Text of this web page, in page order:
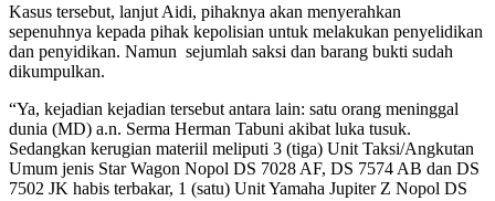
Kasus tersebut, lanjut Aidi, pihaknya akan menyerahkan
sepenuhnya kepada pihak kepolisian untuk melakukan penyelidikan
dan penyidikan. Namun sejumlah saksi dan barang bukti sudah
dikumpulkan.
“Ya, kejadian kejadian tersebut antara lain: satu orang meninggal
dunia (MD) a.n. Serma Herman Tabuni akibat luka tusuk.
Sedangkan kerugian materiil meliputi 3 (tiga) Unit Taksi/Angkutan
Umum jenis Star Wagon Nopol DS 7028 AF, DS 7574 AB dan DS
7502 JK habis terbakar, 1 (satu) Unit Yamaha Jupiter Z Nopol DS